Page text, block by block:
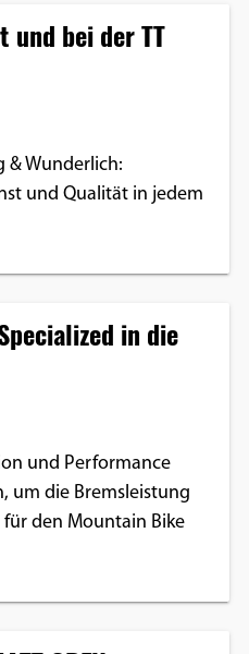
bei der TT
& Wunderlich:
und Qualität in jedem
in die
und Performance
um die Bremsleistung
den Mountain Bike